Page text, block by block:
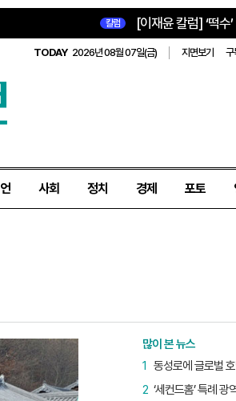
칼럼 [이재윤 칼럼] ‘떡수’
TODAY 2026년 08월 07일(금) 지면보기 구
사회 정치 경제 포토
많이 본 뉴스
1
‘세컨드홈’ 특례 광
2